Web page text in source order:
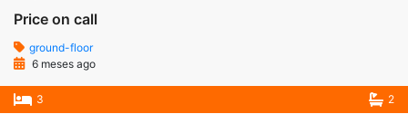
Price on call
ground-floor
6 meses ago
3 2